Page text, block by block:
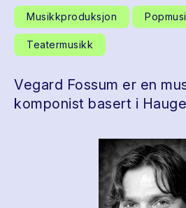
Musikkproduksjon
Teatermusikk
Vegard Fossum er en
komponist basert i